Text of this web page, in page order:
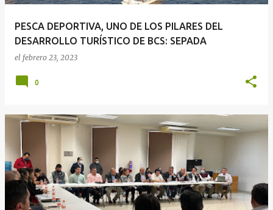
PESCA DEPORTIVA, UNO DE LOS PILARES DEL
DESARROLLO TURÍSTICO DE BCS: SEPADA
el febrero 23, 2023
0